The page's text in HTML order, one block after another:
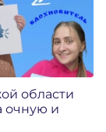
области
очную и